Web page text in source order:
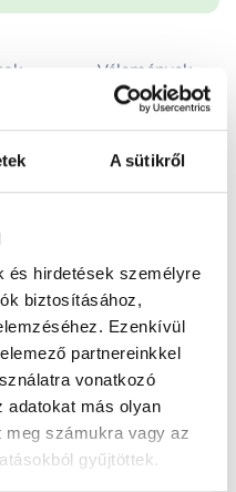
A sütikről
és hirdetések személyre
biztosításához,
Ezenkívül
partnereinkkel
vonatkozó
adatokat más olyan
meg számukra vagy az
gyűjtöttek.
Vélemények
Dr. Szabó Gábor